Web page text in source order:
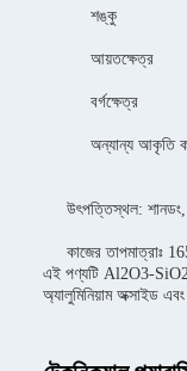
শঙ্কু
আয়তক্ষেত্র
বর্গক্ষেত্র
অন্যান্য আকৃতি
উৎপত্তিস্থল: শানডং,
কাজের তাপমাত্রাঃ
এই পণ্যটি Al2O3-SiO2
অ্যালুমিনিয়াম অক্সাইড